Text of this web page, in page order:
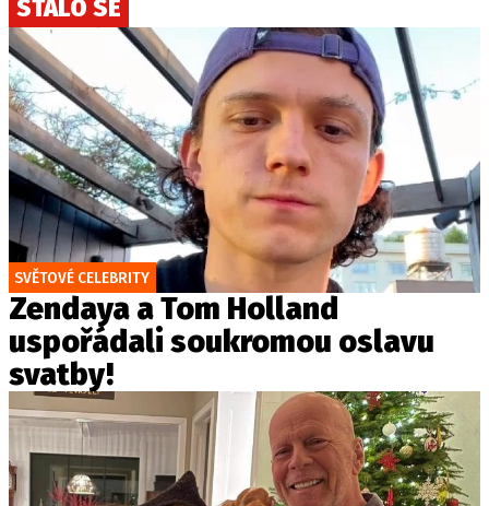
STALO SE
SVĚTOVÉ CELEBRITY
Zendaya a Tom Holland
uspořádali soukromou oslavu
svatby!